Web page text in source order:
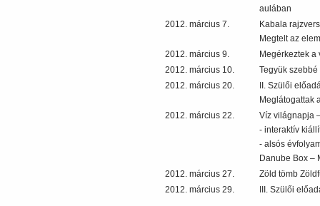
aulában
2012. március 7.
Kabala
Megtelt az
2012. március 9.
Megérkeztek a
2012. március 10.
Tegyük
2012. március 20.
II. Szülői
Meglátogattak
2012. március 22.
Víz világnapja
- interaktív
- alsós
Danube Box –
2012. március 27.
Zöld tömb
2012. március 29.
III. Szülői